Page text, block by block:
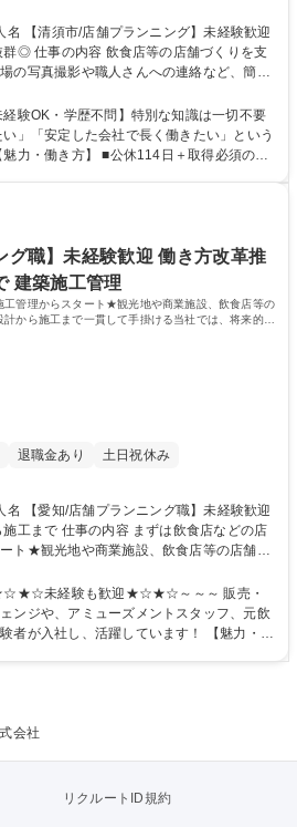
くりを支
の写真撮影や職人さんへの連絡など、簡単
ト入力や事務スタッフのサポートもあり、
体的には】■工事のスケ
真撮影（進捗確認のため）■安全に工事が
ありません！現場をまとめる「進行役」で
ます。ゆくゆくは設計や営業への道も可能
験OK・学歴不問】特別な知識は一切不要
」「安定した会社で長く働きたい」という
です。 ■物価手当も一律15,000円/月あり ■
、あっても年1～2回程で、フレックスタイ
ります★ 学歴・資格 学歴：大
校 語学力： 資格：第一種運転免許普通自
グ職】未経験歓迎 働き方改革推
建築施工管理
工管理からスタート★観光地や商業施設、飲食店等の
から施工まで一貫して手掛ける当社では、将来的に
も！
退職金あり 土日祝休み
飲食店などの店
ト★観光地や商業施設、飲食店等の店舗づ
から施工まで一貫して手掛ける当社では、
パスも！ ■施工現場の工程管
管理などが主な業務 ■オフィスに戻らなく
、写真や図面などの必要なデータをすぐに
ら施工まで
★☆★☆未経験も歓迎★☆★☆～～～ 販売・
ンジや、アミューズメントスタッフ、元飲
社し、活躍しています！ 【魅力・働
タイム制も導入し、柔軟な働き方を目指し
会社
リクルートID規約